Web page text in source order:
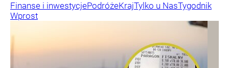
Finanse i inwestycjePodróżeKrajTylko u NasTygodnik
Wprost